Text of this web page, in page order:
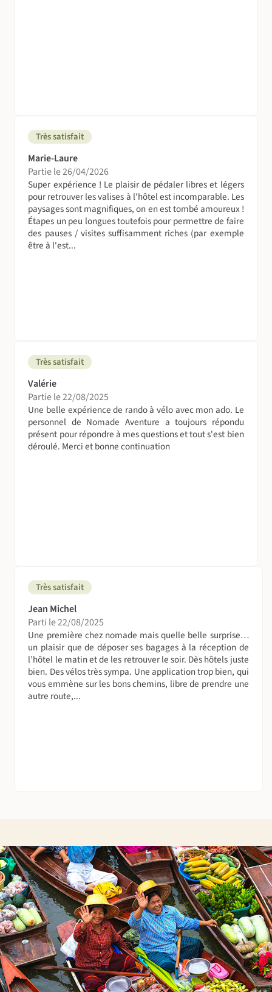
Très satisfait
Marie-Laure
Partie le 26/04/2026
Super expérience ! Le plaisir de pédaler libres et légers
pour retrouver les valises à l'hôtel est incomparable. Les
paysages sont magnifiques, on en est tombé amoureux !
Étapes un peu longues toutefois pour permettre de faire
des pauses / visites suffisamment riches (par exemple
être à l'est...
Très satisfait
Valérie
Partie le 22/08/2025
Une belle expérience de rando à vélo avec mon ado. Le
personnel de Nomade Aventure a toujours répondu
présent pour répondre à mes questions et tout s'est bien
déroulé. Merci et bonne continuation
Très satisfait
Jean Michel
Parti le 22/08/2025
Une première chez nomade mais quelle belle surprise…
un plaisir que de déposer ses bagages à la réception de
l’hôtel le matin et de les retrouver le soir. Dès hôtels juste
bien. Des vélos très sympa. Une application trop bien, qui
vous emmène sur les bons chemins, libre de prendre une
autre route,...